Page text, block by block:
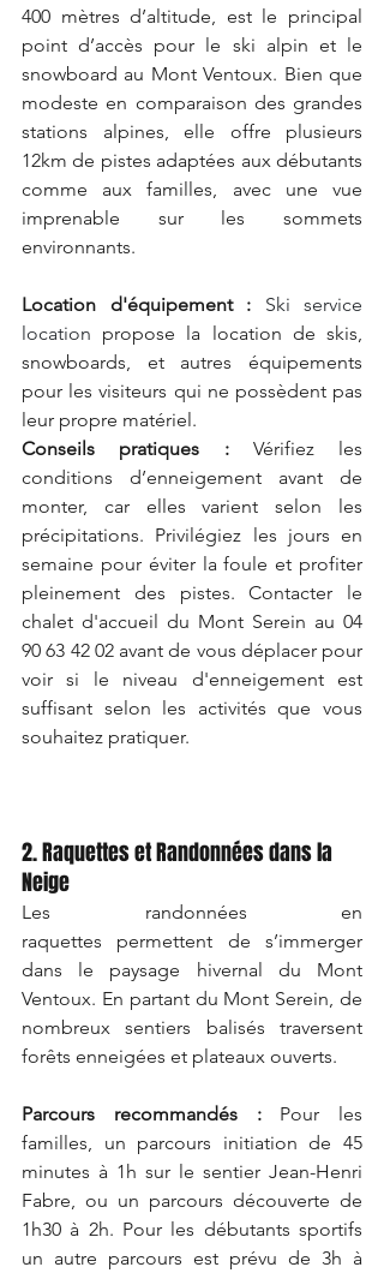
400 mètres d’altitude, est le principal
point d’accès pour le ski alpin et le
snowboard au Mont Ventoux. Bien que
modeste en comparaison des grandes
stations alpines, elle offre plusieurs
12km de pistes adaptées aux débutants
comme aux familles, avec une vue
imprenable sur les sommets
environnants.
Location d'équipement :
Ski service
location propose la location de skis,
snowboards, et autres équipements
pour les visiteurs qui ne possèdent pas
leur propre matériel.
Conseils pratiques : Vérifiez les
conditions d’enneigement avant de
monter, car elles varient selon les
précipitations. Privilégiez les jours en
semaine pour éviter la foule et profiter
pleinement des pistes. Contacter le
chalet d'accueil du Mont Serein au 04
90 63 42 02 avant de vous déplacer pour
voir si le niveau d'enneigement est
suffisant selon les activités que vous
souhaitez pratiquer.
2. Raquettes et Randonnées dans la
Neige
Les randonnées en
raquettes permettent de s’immerger
dans le paysage hivernal du Mont
Ventoux. En partant du Mont Serein, de
nombreux sentiers balisés traversent
forêts enneigées et plateaux ouverts.
Parcours recommandés :
Pour les
familles, un parcours initiation de 45
minutes à 1h sur le sentier Jean-Henri
Fabre, ou un parcours découverte de
1h30 à 2h. Pour les débutants sportifs
un autre parcours est prévu de 3h à